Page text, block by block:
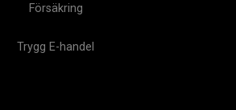
Försäkring
Trygg E-handel